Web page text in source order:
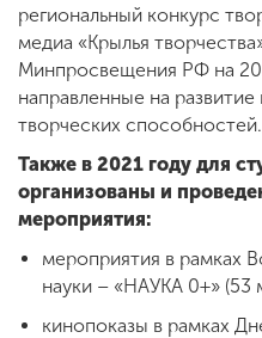
региональный конкурс
медиа «Крылья
Минпросвещения РФ на
направленные на развитие
творческих способностей.
Также в 2021 году для
организованы и
мероприятия:
мероприятия в рамках
науки – «НАУКА 0+» (53
кинопоказы в рамках